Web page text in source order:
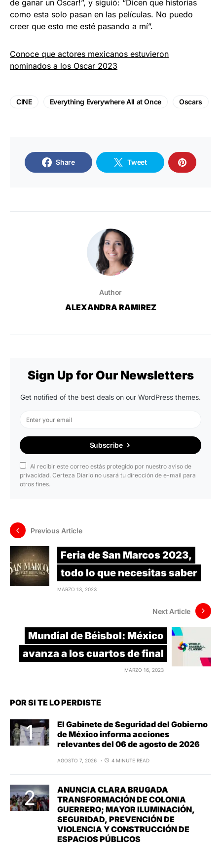
de ganar un Oscar!”, y siguió: “Dicen que historias
como esta solo pasan en las películas. No puedo
creer que esto me esté pasando a mí”.
Conoce que actores mexicanos estuvieron
nominados a los Oscar 2023
CINE Everything Everywhere All at Once Oscars
Share Tweet
Author
ALEXANDRA RAMIREZ
Sign Up for Our Newsletters
Get notified of the best deals on our WordPress themes.
Subscribe
Al recibir este correo estás protegido por nuestro aviso de
privacidad. Certeza Diario no usará tu dirección de e-mail para
otros fines.
Previous Article
Feria de San Marcos 2023,
todo lo que necesitas saber
MARZO 13, 2023
Next Article
Mundial de Béisbol: México
avanza a los cuartos de final
MARZO 16, 2023
POR SI TE LO PERDISTE
El Gabinete de Seguridad del Gobierno
de México informa acciones
relevantes del 06 de agosto de 2026
AGOSTO 7, 2026 4 MINUTE READ
ANUNCIA CLARA BRUGADA
TRANSFORMACIÓN DE COLONIA
GUERRERO; MAYOR ILUMINACIÓN,
SEGURIDAD, PREVENCIÓN DE
VIOLENCIA Y CONSTRUCCIÓN DE
ESPACIOS PÚBLICOS